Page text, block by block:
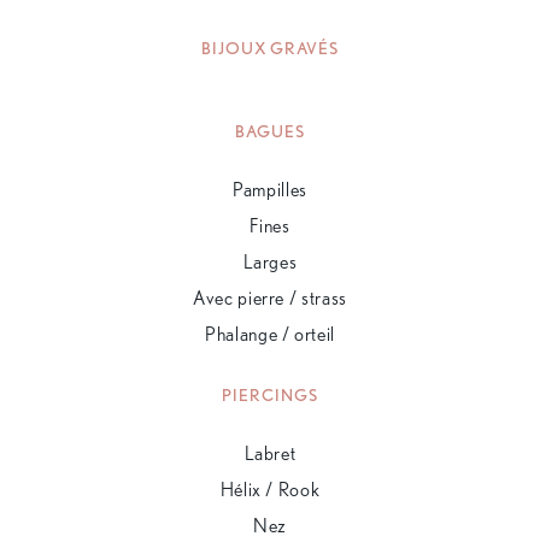
BIJOUX GRAVÉS
BAGUES
Pampilles
Fines
Larges
Avec pierre / strass
Phalange / orteil
PIERCINGS
Labret
Hélix / Rook
Nez